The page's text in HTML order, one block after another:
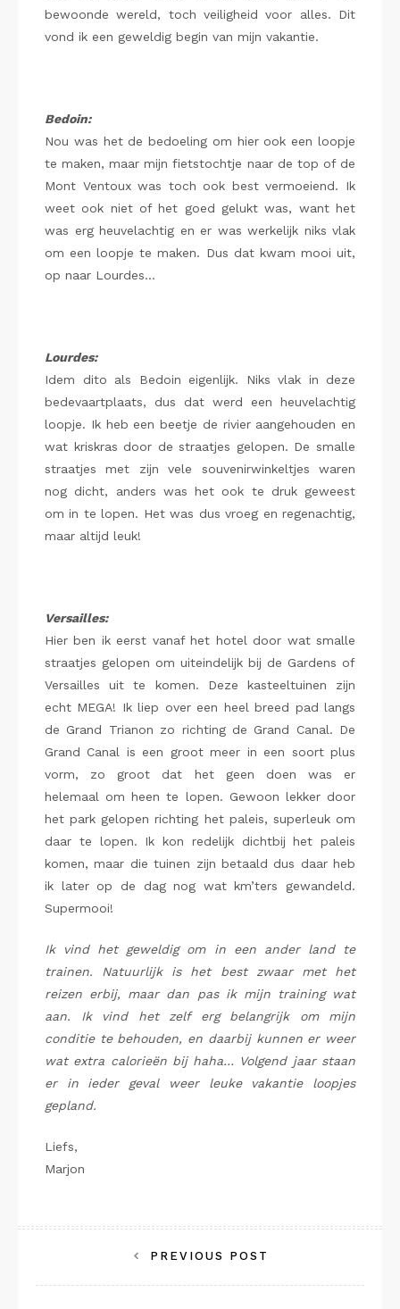
bewoonde wereld, toch veiligheid voor alles. Dit
vond ik een geweldig begin van mijn vakantie.
Bedoin:
Nou was het de bedoeling om hier ook een loopje
te maken, maar mijn fietstochtje naar de top of de
Mont Ventoux was toch ook best vermoeiend. Ik
weet ook niet of het goed gelukt was, want het
was erg heuvelachtig en er was werkelijk niks vlak
om een loopje te maken. Dus dat kwam mooi uit,
op naar Lourdes…
Lourdes:
Idem dito als Bedoin eigenlijk. Niks vlak in deze
bedevaartplaats, dus dat werd een heuvelachtig
loopje. Ik heb een beetje de rivier aangehouden en
wat kriskras door de straatjes gelopen. De smalle
straatjes met zijn vele souvenirwinkeltjes waren
nog dicht, anders was het ook te druk geweest
om in te lopen. Het was dus vroeg en regenachtig,
maar altijd leuk!
Versailles:
Hier ben ik eerst vanaf het hotel door wat smalle
straatjes gelopen om uiteindelijk bij de Gardens of
Versailles uit te komen. Deze kasteeltuinen zijn
echt MEGA! Ik liep over een heel breed pad langs
de Grand Trianon zo richting de Grand Canal. De
Grand Canal is een groot meer in een soort plus
vorm, zo groot dat het geen doen was er
helemaal om heen te lopen. Gewoon lekker door
het park gelopen richting het paleis, superleuk om
daar te lopen. Ik kon redelijk dichtbij het paleis
komen, maar die tuinen zijn betaald dus daar heb
ik later op de dag nog wat km’ters gewandeld.
Supermooi!
Ik vind het geweldig om in een ander land te
trainen. Natuurlijk is het best zwaar met het
reizen erbij, maar dan pas ik mijn training wat
aan. Ik vind het zelf erg belangrijk om mijn
conditie te behouden, en daarbij kunnen er weer
wat extra calorieën bij haha… Volgend jaar staan
er in ieder geval weer leuke vakantie loopjes
gepland.
Liefs,
Marjon
navigatie
PREVIOUS POST